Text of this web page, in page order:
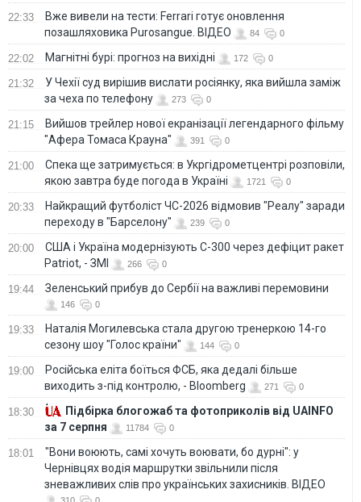
22:33
Вже вивели на тести: Ferrari готує оновлення
позашляховика Purosangue. ВІДЕО
84 0
22:02 Магнітні бурі: прогноз на вихідні 172 0
21:32
У Чехії суд вирішив вислати росіянку, яка вийшла заміж
за чеха по телефону
273 0
21:15
Вийшов трейлер нової екранізації легендарного фільму
"Афера Томаса Крауна"
391 0
21:00
Спека ще затримується: в Укргідрометцентрі розповіли,
якою завтра буде погода в Україні
1721 0
20:33
Найкращий футболіст ЧС-2026 відмовив "Реалу" заради
переходу в "Барселону"
239 0
20:00
США і Україна модернізують С-300 через дефіцит ракет
Patriot, - ЗМІ
266 0
19:44 Зеленський прибув до Сербії на важливі перемовини
146 0
19:33
Наталія Могилевська стала другою тренеркою 14-го
сезону шоу "Голос країни"
144 0
19:00
Російська еліта боїться ФСБ, яка дедалі більше
виходить з-під контролю, - Bloomberg
271 0
18:30
Підбірка блогожаб та фотоприколів від UAINFO
за 7 серпня
11784 0
18:01
"Вони воюють, самі хочуть воювати, бо дурні": у
Чернівцях водія маршрутки звільнили після
зневажливих слів про українських захисників. ВІДЕО